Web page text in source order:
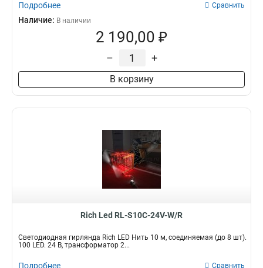
Подробнее Сравнить
Наличие: В наличии
2 190,00 ₽
– +
В корзину
Rich Led RL-S10C-24V-W/R
Светодиодная гирлянда Rich LED Нить 10 м, соединяемая (до 8 шт).
100 LED. 24 B, трансформатор 2...
Подробнее Сравнить